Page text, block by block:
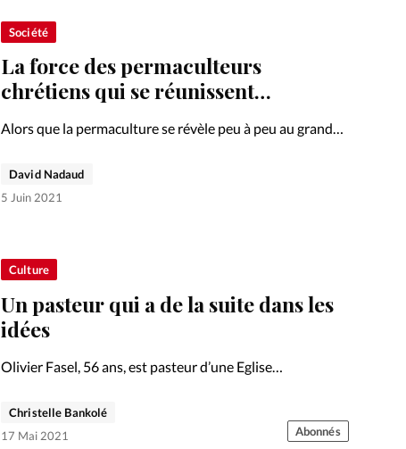
Société
La force des permaculteurs
chrétiens qui se réunissent…
Alors que la permaculture se révèle peu à peu au grand
et s’organisent. Pour une entraide mutuelle et des
expériences partagées.
David Nadaud
5 Juin 2021
Culture
Un pasteur qui a de la suite dans les
idées
Olivier Fasel, 56 ans, est pasteur d’une Eglise
touristique. Il tient par ailleurs une permanence
bénévole au Kiosque du Pèlerin.
Christelle Bankolé
17 Mai 2021
Abonnés